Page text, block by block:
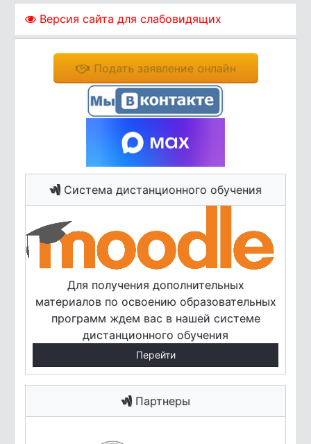
Версия сайта для слабовидящих
Подать заявление онлайн
Система дистанционного обучения
Для получения дополнительных
материалов по освоению образовательных
программ ждем вас в нашей системе
дистанционного обучения
Перейти
Партнеры